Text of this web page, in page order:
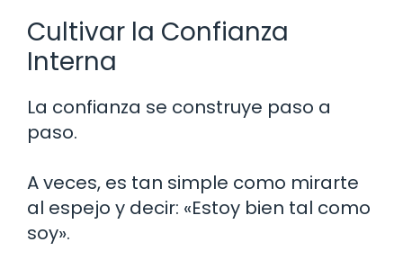
Cultivar la Confianza
Interna
La confianza se construye paso a
paso.
A veces, es tan simple como mirarte
al espejo y decir: «Estoy bien tal como
soy».